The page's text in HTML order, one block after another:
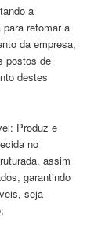
a
retomar a
da empresa,
postos de
destes
Produz e
no
assim
garantindo
seja